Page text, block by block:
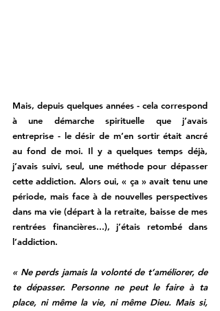
Mais, depuis quelques années - cela correspond
à une démarche spirituelle que j’avais
entreprise - le désir de m’en sortir était ancré
au fond de moi. Il y a quelques temps déjà,
j’avais suivi, seul, une méthode pour dépasser
cette addiction. Alors oui, « ça » avait tenu une
période, mais face à de nouvelles perspectives
dans ma vie (départ à la retraite, baisse de mes
rentrées financières...), j’étais retombé dans
l’addiction.
« Ne perds jamais la volonté de t’améliorer, de
te dépasser. Personne ne peut le faire à ta
place, ni même la vie, ni même Dieu. Mais si,